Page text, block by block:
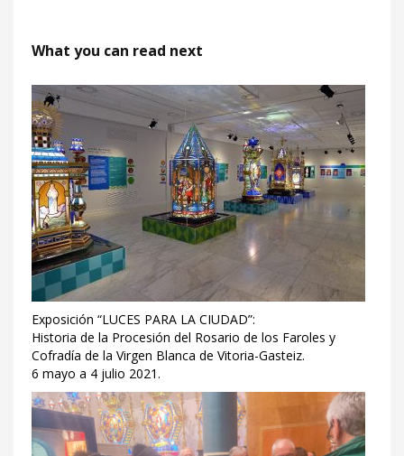
What you can read next
Exposición “LUCES PARA LA CIUDAD”:
Historia de la Procesión del Rosario de los Faroles y
Cofradía de la Virgen Blanca de Vitoria-Gasteiz.
6 mayo a 4 julio 2021.